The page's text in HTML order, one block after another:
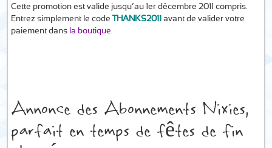
Cette promotion est valide jusqu’au 1er décembre 2011 compris.
Entrez simplement le code
THANKS2011 avant de valider votre
paiement dans la boutique.
Annonce des Abonnements Nixies,
parfait en temps de fêtes de fin